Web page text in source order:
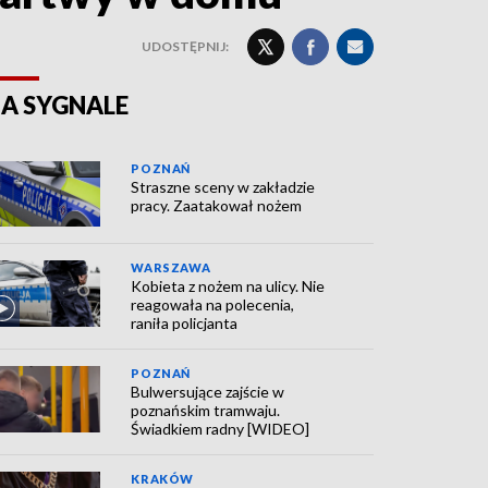
UDOSTĘPNIJ:
SYGNALE
POZNAŃ
Straszne sceny w zakładzie
pracy. Zaatakował nożem
WARSZAWA
Kobieta z nożem na ulicy. Nie
reagowała na polecenia,
raniła policjanta
POZNAŃ
Bulwersujące zajście w
poznańskim tramwaju.
Świadkiem radny [WIDEO]
KRAKÓW